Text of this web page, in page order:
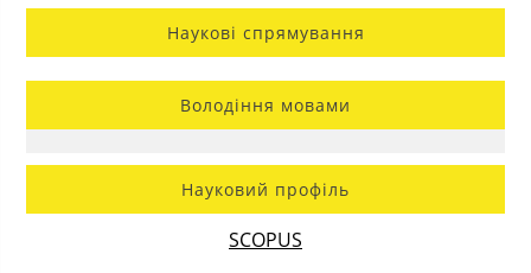
Наукові спрямування
Володіння мовами
Науковий профіль
SCOPUS